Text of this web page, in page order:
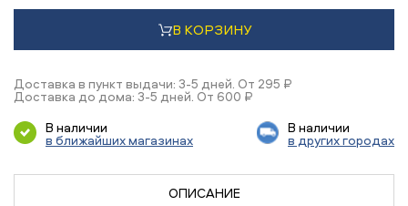
В КОРЗИНУ
Доставка в пункт выдачи: 3-5 дней. От 295 ₽
Доставка до дома: 3-5 дней. От 600 ₽
В наличии
в ближайших магазинах
В наличии
в других городах
ОПИСАНИЕ